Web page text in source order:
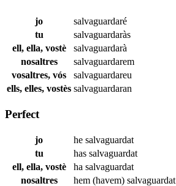
jo
salvaguardaré
tu
salvaguardaràs
ell, ella, vostè
salvaguardarà
nosaltres
salvaguardarem
vosaltres, vós
salvaguardareu
ells, elles, vostès salvaguardaran
Perfect
jo he salvaguardat
tu
has salvaguardat
ell, ella, vostè
ha salvaguardat
nosaltres
hem (havem) salvaguardat